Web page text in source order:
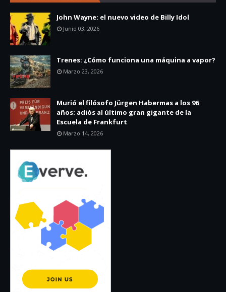
John Wayne: el nuevo video de Billy Idol
Junio 03, 2026
Trenes: ¿Cómo funciona una máquina a vapor?
Marzo 23, 2026
Murió el filósofo Jürgen Habermas a los 96
años: adiós al último gran gigante de la
Escuela de Frankfurt
Marzo 14, 2026